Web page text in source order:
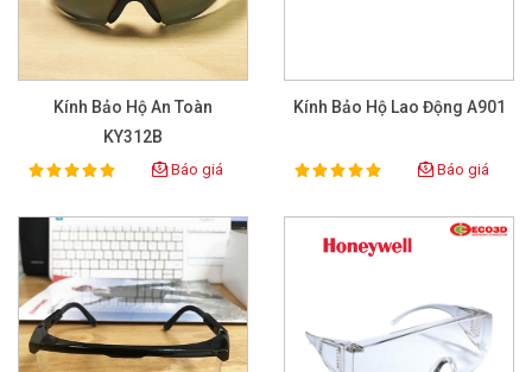
Kính Bảo Hộ An Toàn
KY312B
Rating:
100% Báo giá
Kính Bảo Hộ Lao Động A901
Rating:
100% Báo giá